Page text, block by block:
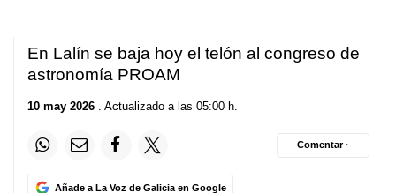
En Lalín se baja hoy el telón al congreso de
astronomía PROAM
10 may 2026 . Actualizado a las 05:00 h.
Añade a La Voz de Galicia en Google
Comentar ·